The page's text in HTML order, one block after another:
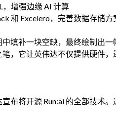
增强边缘 AI 计算
和 Excelero，完善数据存储方
填补一块空缺，最终绘制出
，它让英伟达不仅提供硬件，
布将开源 Run:ai 的全部技术